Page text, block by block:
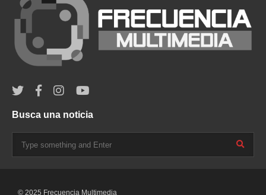
Busca una noticia
© 2025 Frecuencia Multimedia